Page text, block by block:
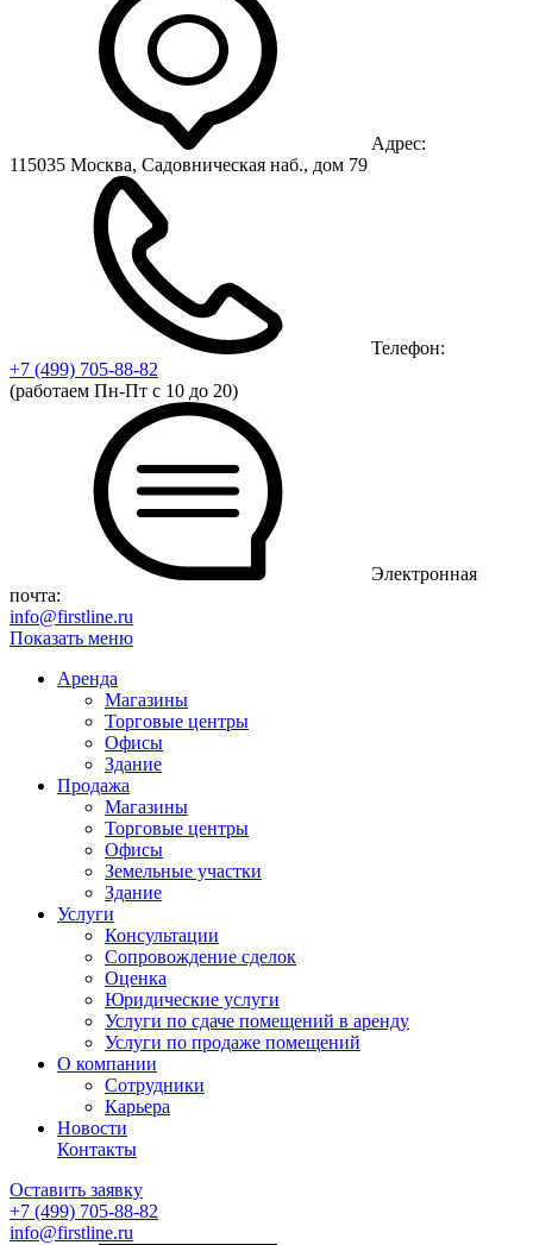
Адрес:
115035 Москва, Садовническая наб., дом 79
Телефон:
+7 (499) 705-88-82
(работаем Пн-Пт с 10 до 20)
Электронная
почта:
info@firstline.ru
Показать меню
Аренда
Магазины
Торговые центры
Офисы
Здание
Продажа
Магазины
Торговые центры
Офисы
Земельные участки
Здание
Услуги
Консультации
Сопровождение сделок
Оценка
Юридические услуги
Услуги по сдаче помещений в аренду
Услуги по продаже помещений
О компании
Сотрудники
Карьера
Новости
Контакты
Оставить заявку
+7 (499) 705-88-82
info@firstline.ru